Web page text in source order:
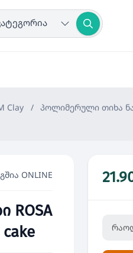
Clay /
პოლიმერული თიხა
ONLINE
ROSA
cake